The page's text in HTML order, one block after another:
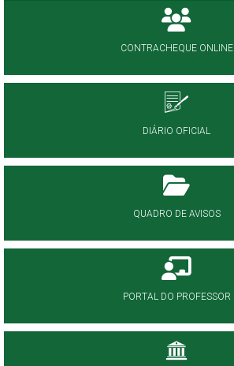
CONTRACHEQUE ONLINE
DIÁRIO OFICIAL
QUADRO DE AVISOS
PORTAL DO PROFESSOR